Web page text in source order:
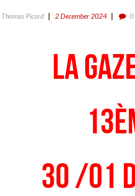
Thomas Picard 2 December 2024 0
La
13
30 /01